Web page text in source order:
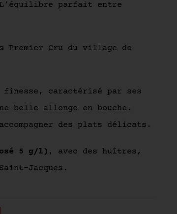
parfait entre
Premier Cru du village de
finesse, caractérisé par ses
belle allonge en bouche.
des plats délicats.
5 g/l) , avec des huîtres,
Jacques.